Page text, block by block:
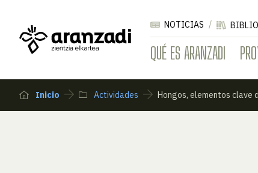
QUÉ ES ARANZADI
NOTICIAS
Inicio Actividades Hongos, elementos clave